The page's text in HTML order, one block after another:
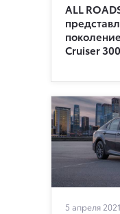
ALL
Cruiser 300
5 апреля 2021